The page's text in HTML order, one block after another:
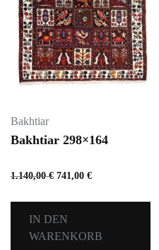
Bakhtiar
Bakhtiar 298×164
1.140,00€ 741,00 €
IN DEN
WARENKORB